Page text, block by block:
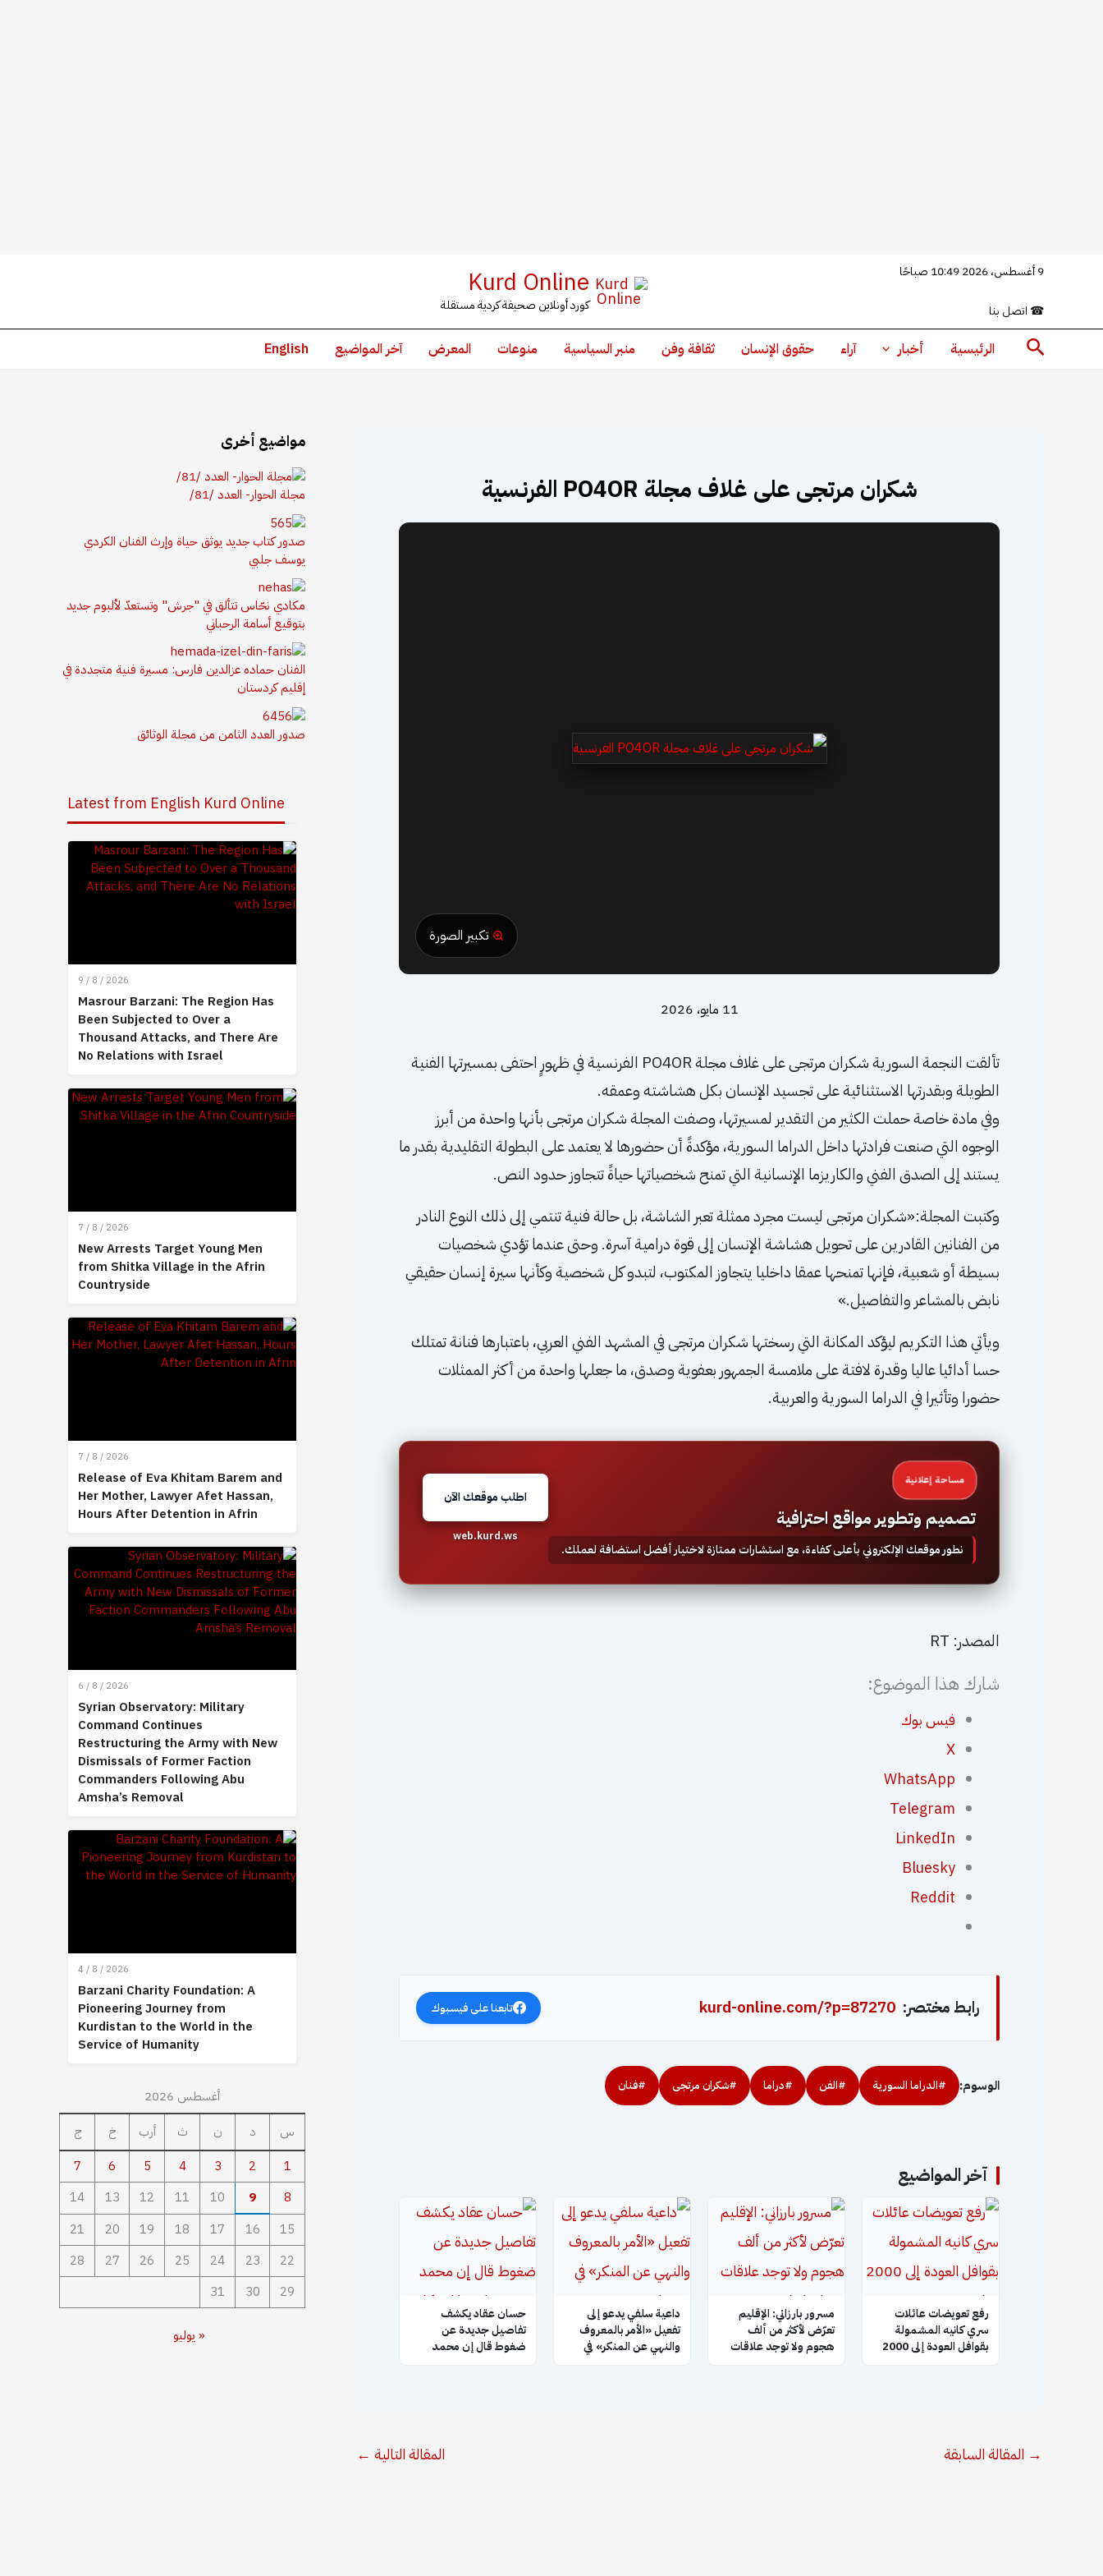
المحتوى
9 أغسطس، 2026 10:49 صباحًا
☎ اتصل بنا
Kurd Online
كورد أونلاين صحيفة كردية مستقلة
البحث الرئيسية أخبار آراء حقوق الإنسان ثقافة وفن منبر السياسية منوعات المعرض آخر المواضيع English
شكران مرتجى على غلاف مجلة PO4OR الفرنسية
تكبير الصورة
11 مايو، 2026
تألقت النجمة السورية شكران مرتجى على غلاف مجلة PO4OR الفرنسية في ظهورٍ احتفى بمسيرتها الفنية
الطويلة وبقدرتها الاستثنائية على تجسيد الإنسان بكل هشاشته وعمقه.
وفي مادة خاصة حملت الكثير من التقدير لمسيرتها، وصفت المجلة شكران مرتجى بأنها واحدة من أبرز
الوجوه التي صنعت فرادتها داخل الدراما السورية، مؤكدةً أن حضورها لا يعتمد على البطولة التقليدية بقدر ما
يستند إلى الصدق الفني والكاريزما الإنسانية التي تمنح شخصياتها حياةً تتجاوز حدود النص.
وكتبت المجلة:«شكران مرتجى ليست مجرد ممثلة تعبر الشاشة، بل حالة فنية تنتمي إلى ذلك النوع النادر
من الفنانين القادرين على تحويل هشاشة الإنسان إلى قوة درامية آسرة. وحتى عندما تؤدي شخصيات
بسيطة أو شعبية، فإنها تمنحها عمقا داخليا يتجاوز المكتوب، لتبدو كل شخصية وكأنها سيرة إنسان حقيقي
نابض بالمشاعر والتفاصيل.»
ويأتي هذا التكريم ليؤكد المكانة التي رسختها شكران مرتجى في المشهد الفني العربي، باعتبارها فنانة تمتلك
حسا أدائيا عاليا وقدرة لافتة على ملامسة الجمهور بعفوية وصدق، ما جعلها واحدة من أكثر الممثلات
حضورا وتأثيرا في الدراما السورية والعربية.
مساحة إعلانية
تصميم وتطوير مواقع احترافية
نطور موقعك الإلكتروني بأعلى كفاءة، مع استشارات ممتازة لاختيار أفضل استضافة لعملك.
اطلب موقعك الآن
web.kurd.ws
المصدر: RT
شارك هذا الموضوع:
فيس بوك
X
WhatsApp
Telegram
LinkedIn
Bluesky
Reddit
رابط مختصر: kurd-online.com/?p=87270 تابعنا على فيسبوك
الوسوم: #الدراما السورية #الفن #دراما #شكران مرتجى #فنان
آخر المواضيع
رفع تعويضات عائلات
سري كانيه المشمولة
بقوافل العودة إلى 2000
مسرور بارزاني: الإقليم
تعرّض لأكثر من ألف
هجوم ولا توجد علاقات
داعية سلفي يدعو إلى
تفعيل «الأمر بالمعروف
والنهي عن المنكر» في
حسان عقاد يكشف
تفاصيل جديدة عن
ضغوط قال إن محمد
→ المقالة السابقة المقالة التالية ←
مواضيع أخرى
مجلة الحوار- العدد /81/
صدور كتاب جديد يوثق حياة وإرث الفنان الكردي
يوسف جلبي
مكادي نحّاس تتألق في "جرش" وتستعدّ لألبوم جديد
بتوقيع أسامة الرحباني
الفنان حماده عزالدين فارس: مسيرة فنية متجددة في
إقليم كردستان
صدور العدد الثامن من مجلة الوثائق
Latest from English Kurd Online
9 / 8 / 2026
Masrour Barzani: The Region Has
Been Subjected to Over a
Thousand Attacks, and There Are
No Relations with Israel
7 / 8 / 2026
New Arrests Target Young Men
from Shitka Village in the Afrin
Countryside
7 / 8 / 2026
Release of Eva Khitam Barem and
Her Mother, Lawyer Afet Hassan,
Hours After Detention in Afrin
6 / 8 / 2026
Syrian Observatory: Military
Command Continues
Restructuring the Army with New
Dismissals of Former Faction
Commanders Following Abu
Amsha’s Removal
4 / 8 / 2026
Barzani Charity Foundation: A
Pioneering Journey from
Kurdistan to the World in the
Service of Humanity
أغسطس 2026
س
د ن ث أرب خ
ج
1
2
3
4
5
6
7
8
9
10
11
12
13
14
15
16
17
18
19
20
21
22
23
24
25
26
27
28
29
30
31
« يوليو